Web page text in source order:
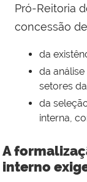
Pró-Reitoria
concessão
da
da
setores
da
interna,
A
interno